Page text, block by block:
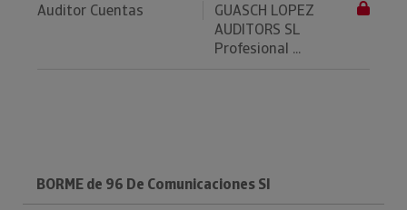
Auditor Cuentas
GUASCH LOPEZ
AUDITORS SL
Profesional ...
BORME de 96 De Comunicaciones Sl